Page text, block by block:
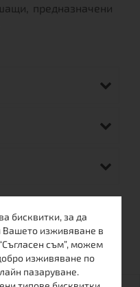
предназначени
МАРКА
бисквитки, за да
Вашето изживяване в
съм”, можем
изживяване по
пазаруване.